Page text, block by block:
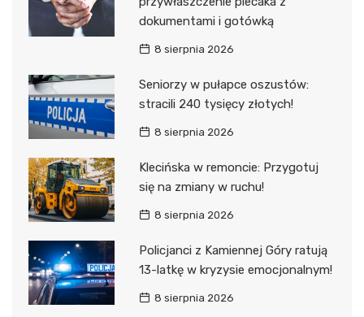
dokumentami i gotówką
8 sierpnia 2026
Seniorzy w pułapce oszustów:
stracili 240 tysięcy złotych!
8 sierpnia 2026
Klecińska w remoncie: Przygotuj
się na zmiany w ruchu!
8 sierpnia 2026
Policjanci z Kamiennej Góry ratują
13-latkę w kryzysie emocjonalnym!
8 sierpnia 2026